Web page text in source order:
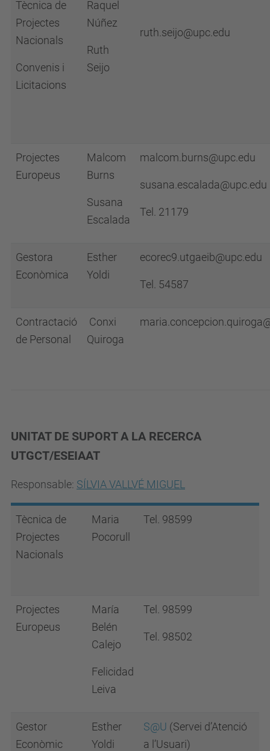
Tècnica de
Projectes
Nacionals
Convenis i
Licitacions
Raquel
Núñez
Ruth
Seijo
ruth.seijo@upc.edu
Projectes
Europeus
Malcom
Burns
Susana
Escalada
malcom.burns@upc.edu
susana.escalada@upc.edu
Tel. 21179
Gestora
Econòmica
Esther
Yoldi
ecorec9.utgaeib@upc.edu
Tel. 54587
Contractació
de Personal
Conxi
Quiroga
UNITAT DE SUPORT A LA RECERCA
UTGCT/ESEIAAT
Responsable: SÍLVIA VALLVÉ MIGUEL
Tècnica de
Projectes
Nacionals
Maria
Pocorull
Tel. 98599
Projectes
Europeus
María
Belén
Calejo
Felicidad
Leiva
Tel. 98599
Tel. 98502
Gestor
Econòmic
Esther
Yoldi
S@U (Servei d’Atenció
a l’Usuari)